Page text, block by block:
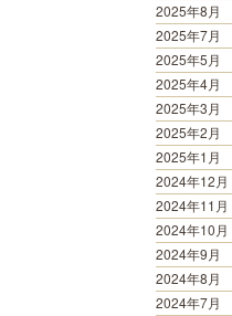
2025年8月
2025年7月
2025年5月
2025年4月
2025年3月
2025年2月
2025年1月
2024年12月
2024年11月
2024年10月
2024年9月
2024年8月
2024年7月